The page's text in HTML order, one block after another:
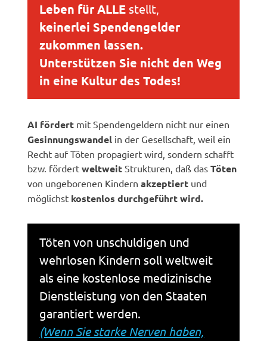
Leben für ALLE stellt,
keinerlei Spendengelder
zukommen lassen.
Unterstützen Sie nicht den Weg
in eine Kultur des Todes!
AI fördert mit Spendengeldern nicht nur einen
Gesinnungswandel in der Gesellschaft, weil ein
Recht auf Töten propagiert wird, sondern schafft
bzw. fördertweltweitStrukturen, daß dasTöten
von ungeborenen Kindernakzeptiert und
möglichst kostenlos durchgeführt wird.
Töten von unschuldigen und
wehrlosen Kindern soll weltweit
als eine kostenlose medizinische
Dienstleistung von den Staaten
garantiert werden.
(Wenn Sie starke Nerven haben,